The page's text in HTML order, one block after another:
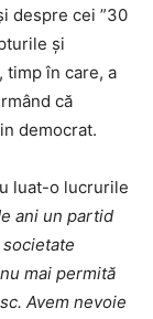
despre cei ”30
și
timp în care, a
că
democrat.
luat-o lucrurile
ani un partid
mai permită
Avem nevoie